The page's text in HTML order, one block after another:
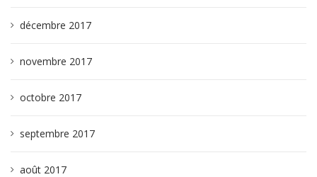
décembre 2017
novembre 2017
octobre 2017
septembre 2017
août 2017